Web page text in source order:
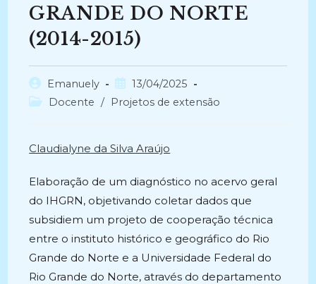
GRANDE DO NORTE
(2014-2015)
Autor
do
Emanuely
Post
publicado:
13/04/2025
Categoria
Docente / Projetos de extensão
Claudialyne da Silva Araújo
Elaboração de um diagnóstico no acervo geral
do IHGRN, objetivando coletar dados que
subsidiem um projeto de cooperação técnica
entre o instituto histórico e geográfico do Rio
Grande do Norte e a Universidade Federal do
Rio Grande do Norte, através do departamento